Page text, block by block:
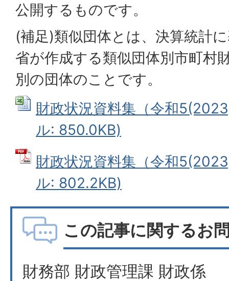
公開するものです。
(補足)類似団体とは、決算統計
省が作成する類似団体別市町村
別の団体のことです。
財政状況資料集（令和
ル: 850.0KB)
財政状況資料集（令和
ル: 802.2KB)
この記事に関するお
財務部 財政管理課 財政係